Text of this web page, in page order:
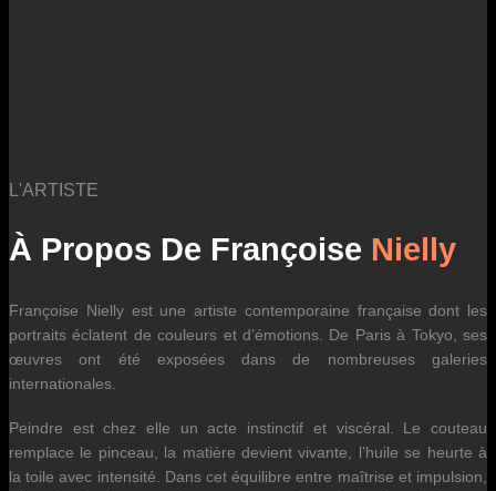
L'ARTISTE
À Propos De Françoise Nielly
Françoise Nielly est une artiste contemporaine française dont les
portraits éclatent de couleurs et d’émotions. De Paris à Tokyo, ses
œuvres ont été exposées dans de nombreuses galeries
internationales.
Peindre est chez elle un acte instinctif et viscéral. Le couteau
remplace le pinceau, la matière devient vivante, l’huile se heurte à
la toile avec intensité. Dans cet équilibre entre maîtrise et impulsion,